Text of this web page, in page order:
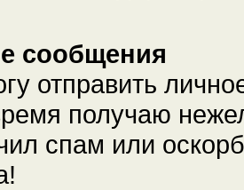
сообщения
отправить
получаю
спам или